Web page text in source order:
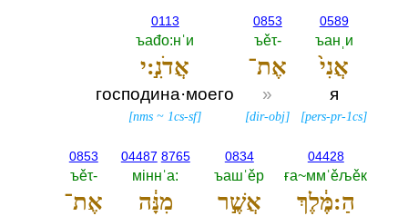
0589
ъанˌи
אֲנִי֙
я
[pers-pr-1cs]
0853
ъěτ-‎
אֶת־
»
[dir-obj]
0113
ъаđо:нˈи
אֲדֹנִ֣:י
господина·моего
[nms ~1cs-sf]
04428
ға~ммˈěљěк
הַ:מֶּ֔לֶךְ
0834
ъашˈěр
אֲשֶׁ֣ר
04487 8765
мiннˈа:‎
מִנָּ֔ה
0853
ъěτ-‎
אֶת־